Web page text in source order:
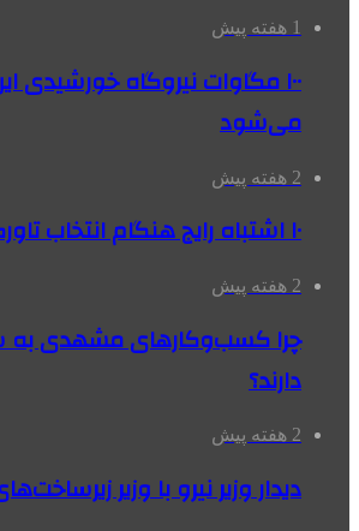
1 هفته پیش
۱۰۰ مگاوات نیروگاه‌ خورشیدی
می‌شود
2 هفته پیش
۱۰ اشتباه رایج هنگام انتخاب تاورکرین برای پروژه
2 هفته پیش
چرا کسب‌وکارهای مشهدی به
دارند؟
2 هفته پیش
دیدار وزیر نیرو با وزیر